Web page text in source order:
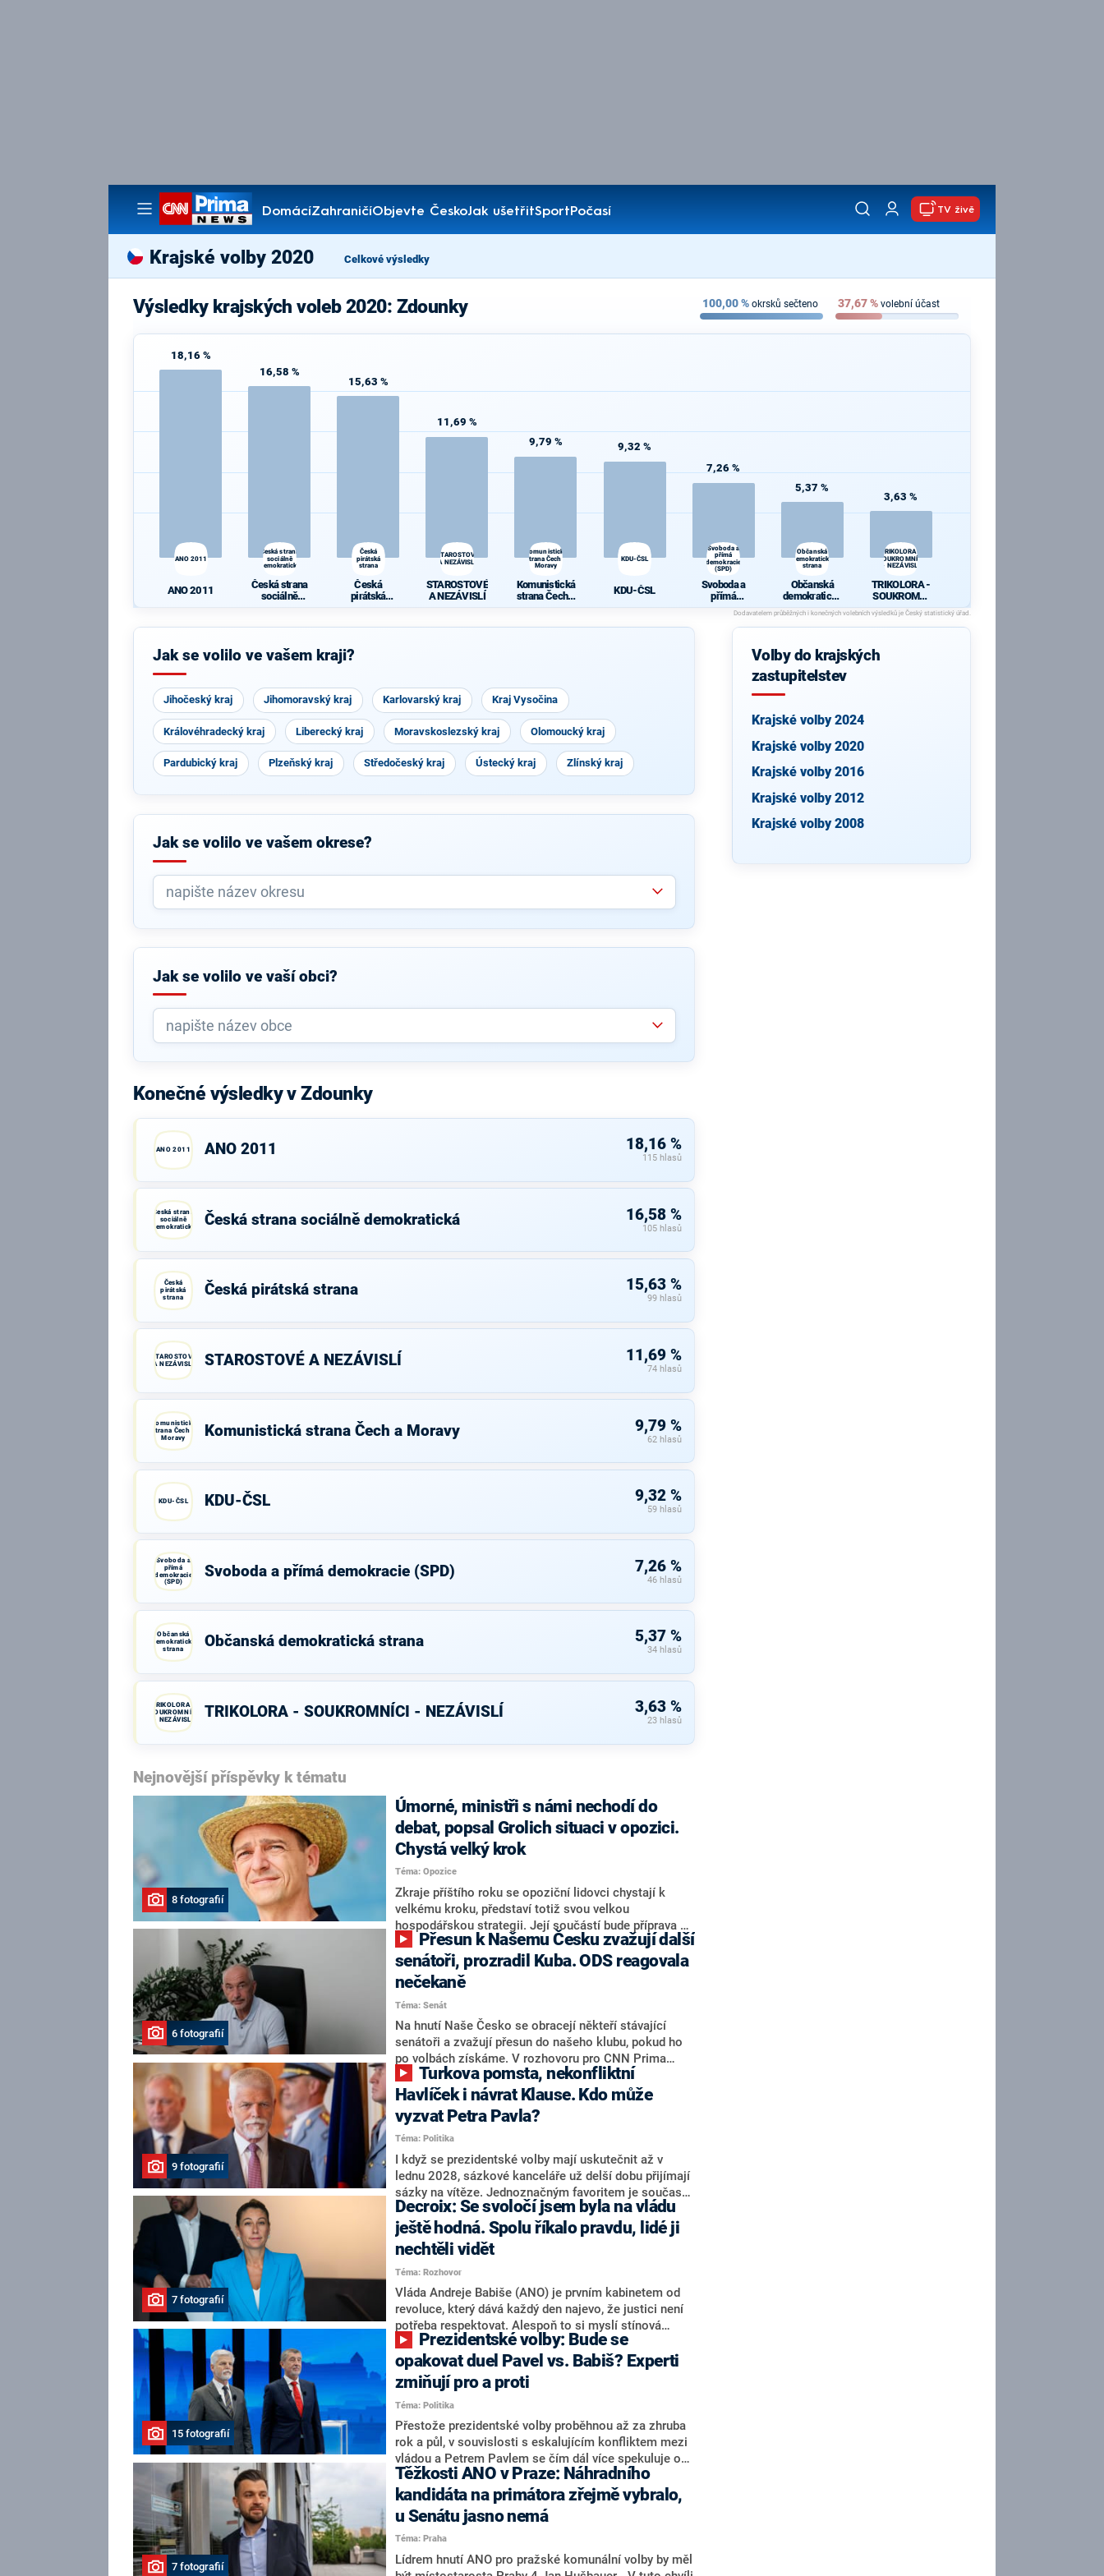
DomácíZahraničíObjevte ČeskoJak ušetřitSportPočasí
Pořady
TV živě
Krajské volby 2020 Celkové výsledky
Výsledky krajských voleb 2020: Zdounky 100,00% okrsků sečteno 37,67% volební účast
18,16 %
ANO 2011
ANO 2011
16,58 %
Česká strana
sociálně
demokratická
Česká strana
sociálně
15,63 %
Česká
pirátská
strana
Česká
pirátská
11,69 %
STAROSTOVÉ
A NEZÁVISLÍ
STAROSTOVÉ
A NEZÁVISLÍ
9,79 %
Komunistická
strana Čech a
Moravy
Komunistická
strana Čech a
9,32 %
KDU-ČSL
KDU-ČSL
7,26 %
Svoboda a
přímá
demokracie
(SPD)
Svoboda a
přímá
demokracie
(SPD)
5,37 %
Občanská
demokratická
strana
Občanská
demokratická
strana
3,63 %
TRIKOLORA -
SOUKROMNÍCI
- NEZÁVISLÍ
TRIKOLORA -
SOUKROMNÍ
CI -
NEZÁVISLÍ
Jak se volilo ve vašem kraji?
Jihočeský kraj Jihomoravský kraj Karlovarský kraj Kraj Vysočina
Královéhradecký kraj Liberecký kraj Moravskoslezský kraj Olomoucký kraj
Pardubický kraj Plzeňský kraj Středočeský kraj Ústecký kraj Zlínský kraj
Jak se volilo ve vašem okrese?
Jak se volilo ve vaší obci?
Konečné výsledky v Zdounky
ANO 2011 ANO 2011 18,16 %
115 hlasů
Česká strana
sociálně
demokratická
Česká strana sociálně demokratická 16,58 %
105 hlasů
Česká
pirátská
strana
Česká pirátská strana 15,63 %
99 hlasů
STAROSTOVÉ
A NEZÁVISLÍ
STAROSTOVÉ A NEZÁVISLÍ 11,69 %
74 hlasů
Komunistická
strana Čech a
Moravy
Komunistická strana Čech a Moravy 9,79 %
62 hlasů
KDU-ČSL KDU-ČSL 9,32 %
59 hlasů
Svoboda a
přímá
demokracie
(SPD)
Svoboda a přímá demokracie (SPD) 7,26 %
46 hlasů
Občanská
demokratická
strana
Občanská demokratická strana 5,37 %
34 hlasů
TRIKOLORA -
SOUKROMNÍCI
- NEZÁVISLÍ
TRIKOLORA - SOUKROMNÍCI - NEZÁVISLÍ 3,63 %
23 hlasů
Nejnovější příspěvky k tématu
8 fotografií
Úmorné, ministři s námi nechodí do
debat, popsal Grolich situaci v opozici.
Chystá velký krok
Téma: Opozice
Zkraje příštího roku se opoziční lidovci chystají k
velkému kroku, představí totiž svou velkou
hospodářskou strategii. Její součástí bude příprava na
stárnutí populace, řekl ve středu na setkání s novináři
nový předseda lidovců Jan Grolich. Ten zároveň v
senátních volbách kandiduje ve Vyškově. Popsal i
aktivitu opozice, o níž vládní strany nebo političtí
komentátoři mluví jako o slabé a v defenzivě. „Je to
úmorná práce upozorňovat na chyby vlády. Ministři s
námi navíc nechodí do debat. Chceme ale ukazovat
svoje témata,“ odpověděl Grolich na dotaz CNN Prima
NEWS.
6 fotografií
senátoři, prozradil Kuba. ODS reagovala
nečekaně
Téma: Senát
Na hnutí Naše Česko se obracejí někteří stávající
senátoři a zvažují přesun do našeho klubu, pokud ho
po volbách získáme. V rozhovoru pro CNN Prima
NEWS to řekl zakladatel hnutí a jihočeský hejtman
Martin Kuba. Konkrétní nebyl, ale získat by takto mohl
například senátora Zdeňka Hrabu, který je dnes
součástí klubu ODS a TOP 09. Hraba to na dotaz
redakce nevyloučil. Předseda klubu senátorů ODS
Zdeněk Nytra redakci řekl, že počítá s odchodem
některých senátorů z klubu a že Naše Česko není
nepřítel, ale soupeř.
9 fotografií
Havlíček i návrat Klause. Kdo může
vyzvat Petra Pavla?
Téma: Politika
I když se prezidentské volby mají uskutečnit až v
lednu 2028, sázkové kanceláře už delší dobu přijímají
sázky na vítěze. Jednoznačným favoritem je současná
hlava státu Petr Pavel. Daleko za ním pak bookmakeři
zmiňují dva výrazné politiky ANO, tedy premiéra
Andreje Babiše a ministra průmyslu Karla Havlíčka.
Oblíbeným tipem samotných sázkařů je poslanec za
Motoristy Filip Turek. Politolog Jan Kubáček nicméně
o případné kandidatuře kohokoliv ze zmíněné trojice
značně pochybuje. Podle něj současná koalice dosud
nemá osobu, která by Pavlovi mohla konkurovat.
7 fotografií
Decroix: Se svoločí jsem byla na vládu
ještě hodná. Spolu říkalo pravdu, lidé ji
nechtěli vidět
Téma: Rozhovor
Vláda Andreje Babiše (ANO) je prvním kabinetem od
revoluce, který dává každý den najevo, že justici není
potřeba respektovat. Alespoň to si myslí stínová
ministryně spravedlnosti ODS Eva Decroix. V
rozhovoru pro CNN Prima NEWS si nebrala servítky
ohledně politického výkonu svého nástupce Jeronýma
Tejce (za ANO) či vládní zmocněnkyně pro lidská
práva Taťány Malé (ANO). Označením „svoloč“ na
adresu vlády prý byla ještě hodná. Decroix se také
vrátila k volební porážce koalice Spolu či promluvila o
hnutí Naše Česko Martina Kuby.
15 fotografií
opakovat duel Pavel vs. Babiš? Experti
zmiňují pro a proti
Téma: Politika
Přestože prezidentské volby proběhnou až za zhruba
rok a půl, v souvislosti s eskalujícím konfliktem mezi
vládou a Petrem Pavlem se čím dál více spekuluje o
tom, koho by do bitvy o Hrad mohla vyslat současná
koalice. Někteří političtí komentátoři znovu vytahují
jméno premiéra Andreje Babiše (ANO). Jak moc je
pravděpodobné, že se v prezidentských volbách 2028
bude znovu opakovat souboj z roku 2023?
7 fotografií
Těžkosti ANO v Praze: Náhradního
kandidáta na primátora zřejmě vybralo,
u Senátu jasno nemá
Téma: Praha
Lídrem hnutí ANO pro pražské komunální volby by měl
Volby do krajských
zastupitelstev
Krajské volby 2024
Krajské volby 2020
Krajské volby 2016
Krajské volby 2012
Krajské volby 2008